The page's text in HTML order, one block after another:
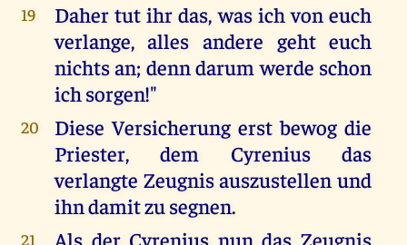
19
Daher tut ihr das, was ich von euch
verlange, alles andere geht euch
nichts an; denn darum werde schon
ich sorgen!"
20
Diese Versicherung erst bewog die
Priester, dem Cyrenius das
verlangte Zeugnis auszustellen und
ihn damit zu segnen.
21
Als der Cyrenius nun das Zeugnis